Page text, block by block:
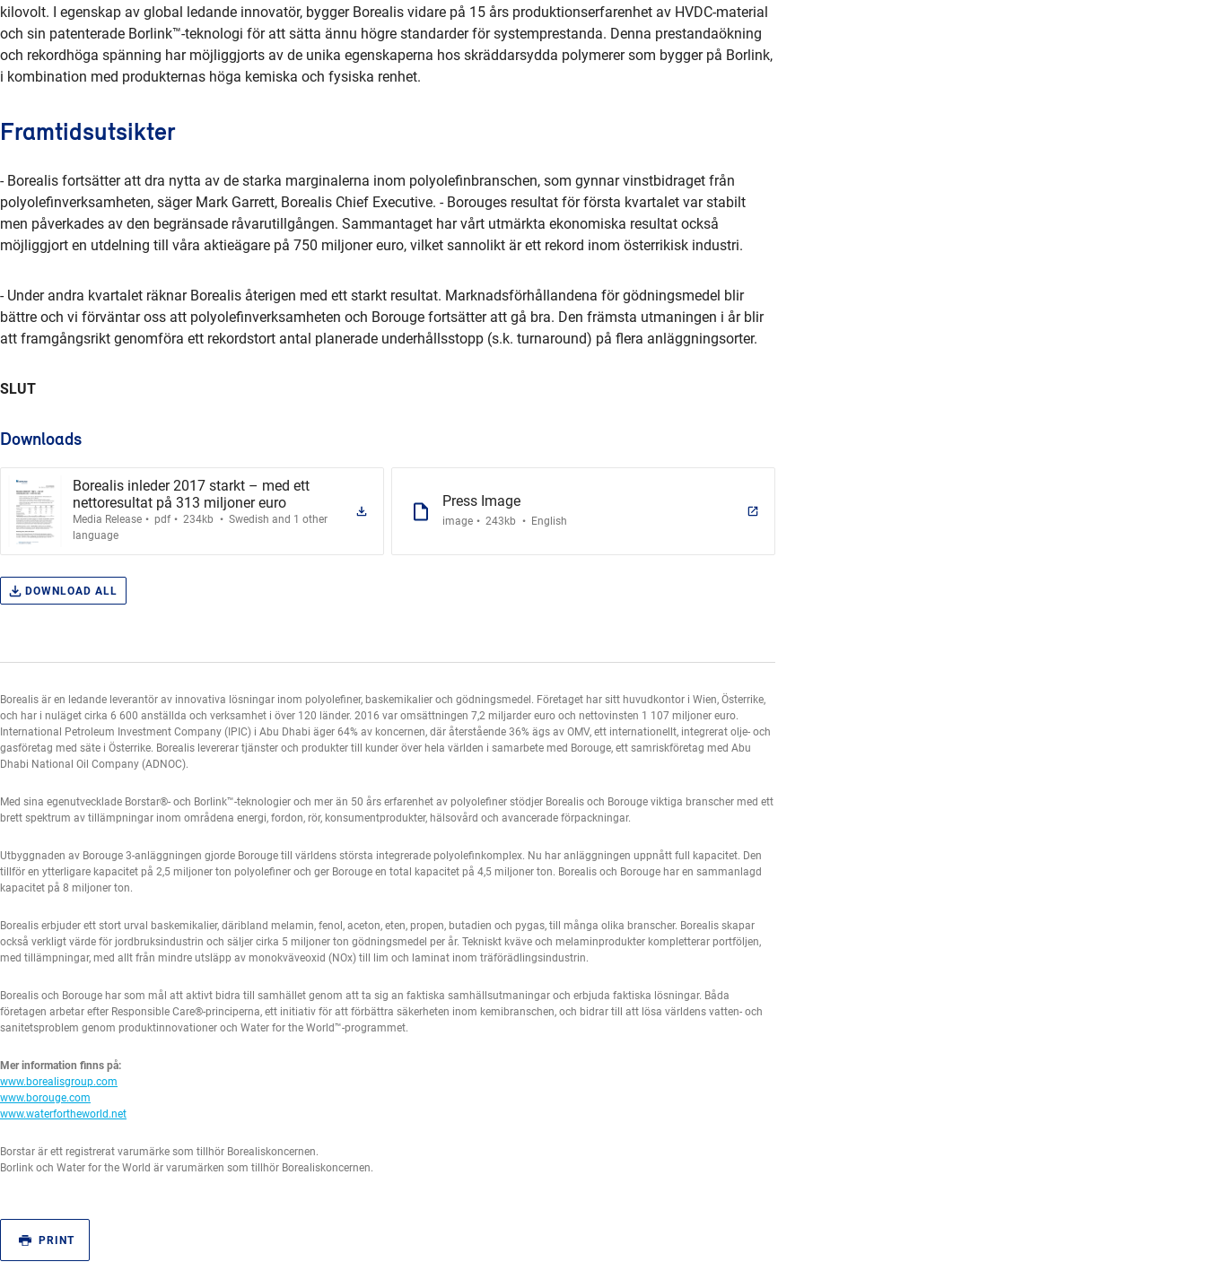
kilovolt. I egenskap av global ledande innovatör, bygger Borealis vidare på 15 års produktionserfarenhet av HVDC-material
och sin patenterade Borlink™-teknologi för att sätta ännu högre standarder för systemprestanda. Denna prestandaökning
och rekordhöga spänning har möjliggjorts av de unika egenskaperna hos skräddarsydda polymerer som bygger på Borlink,
i kombination med produkternas höga kemiska och fysiska renhet.
Framtidsutsikter
- Borealis fortsätter att dra nytta av de starka marginalerna inom polyolefinbranschen, som gynnar vinstbidraget från
polyolefinverksamheten, säger Mark Garrett, Borealis Chief Executive. - Borouges resultat för första kvartalet var stabilt
men påverkades av den begränsade råvarutillgången. Sammantaget har vårt utmärkta ekonomiska resultat också
möjliggjort en utdelning till våra aktieägare på 750 miljoner euro, vilket sannolikt är ett rekord inom österrikisk industri.
- Under andra kvartalet räknar Borealis återigen med ett starkt resultat. Marknadsförhållandena för gödningsmedel blir
bättre och vi förväntar oss att polyolefinverksamheten och Borouge fortsätter att gå bra. Den främsta utmaningen i år blir
att framgångsrikt genomföra ett rekordstort antal planerade underhållsstopp (s.k. turnaround) på flera anläggningsorter.
SLUT
Downloads
Borealis inleder 2017 starkt – med ett
nettoresultat på 313 miljoner euro
Media Release. pdf . 234kb . Swedish and 1 other
language
Press Image
image. 243kb . English
DOWNLOAD ALL
Borealis är en ledande leverantör av innovativa lösningar inom polyolefiner, baskemikalier och gödningsmedel. Företaget har sitt huvudkontor i Wien, Österrike,
och har i nuläget cirka 6 600 anställda och verksamhet i över 120 länder. 2016 var omsättningen 7,2 miljarder euro och nettovinsten 1 107 miljoner euro.
International Petroleum Investment Company (IPIC) i Abu Dhabi äger 64% av koncernen, där återstående 36% ägs av OMV, ett internationellt, integrerat olje- och
gasföretag med säte i Österrike. Borealis levererar tjänster och produkter till kunder över hela världen i samarbete med Borouge, ett samriskföretag med Abu
Dhabi National Oil Company (ADNOC).
Med sina egenutvecklade Borstar®- och Borlink™-teknologier och mer än 50 års erfarenhet av polyolefiner stödjer Borealis och Borouge viktiga branscher med ett
brett spektrum av tillämpningar inom områdena energi, fordon, rör, konsumentprodukter, hälsovård och avancerade förpackningar.
Utbyggnaden av Borouge 3-anläggningen gjorde Borouge till världens största integrerade polyolefinkomplex. Nu har anläggningen uppnått full kapacitet. Den
tillför en ytterligare kapacitet på 2,5 miljoner ton polyolefiner och ger Borouge en total kapacitet på 4,5 miljoner ton. Borealis och Borouge har en sammanlagd
kapacitet på 8 miljoner ton.
Borealis erbjuder ett stort urval baskemikalier, däribland melamin, fenol, aceton, eten, propen, butadien och pygas, till många olika branscher. Borealis skapar
också verkligt värde för jordbruksindustrin och säljer cirka 5 miljoner ton gödningsmedel per år. Tekniskt kväve och melaminprodukter kompletterar portföljen,
med tillämpningar, med allt från mindre utsläpp av monokväveoxid (NOx) till lim och laminat inom träförädlingsindustrin.
Borealis och Borouge har som mål att aktivt bidra till samhället genom att ta sig an faktiska samhällsutmaningar och erbjuda faktiska lösningar. Båda
företagen arbetar efter Responsible Care®-principerna, ett initiativ för att förbättra säkerheten inom kemibranschen, och bidrar till att lösa världens vatten- och
sanitetsproblem genom produktinnovationer och Water for the World™-programmet.
Mer information finns på:
www.borealisgroup.com
www.borouge.com
www.waterfortheworld.net
Borstar är ett registrerat varumärke som tillhör Borealiskoncernen.
Borlink och Water for the World är varumärken som tillhör Borealiskoncernen.
PRINT